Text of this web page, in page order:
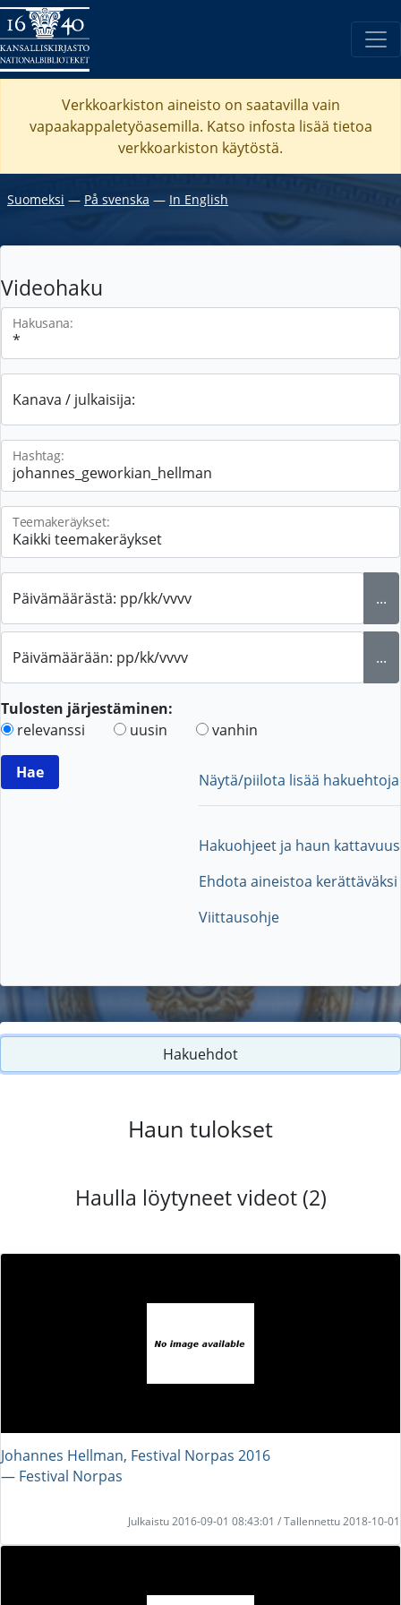
Verkkoarkiston aineisto on saatavilla vain
vapaakappaletyöasemilla. Katso infosta lisää tietoa
verkkoarkiston käytöstä.
Suomeksi ― På svenska ― In English
Videohaku
Hakusana:
Kanava / julkaisija:
Hashtag:
Teemakeräykset:
Päivämäärästä: pp/kk/vvvv ...
Päivämäärään: pp/kk/vvvv ...
Tulosten järjestäminen:
relevanssi
uusin vanhin
Näytä/piilota lisää hakuehtoja
Hakuohjeet ja haun kattavuus
Ehdota aineistoa kerättäväksi
Viittausohje
Hakuehdot
Haun tulokset
Haulla löytyneet videot (2)
Johannes Hellman, Festival Norpas 2016
― Festival Norpas
Julkaistu 2016-09-01 08:43:01 / Tallennettu 2018-10-01